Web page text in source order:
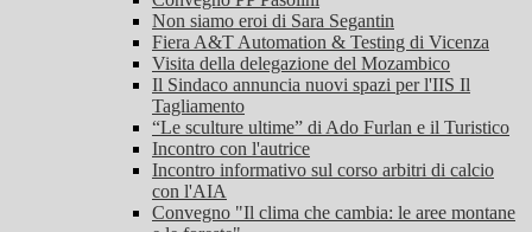
Non siamo eroi di Sara Segantin
Fiera A&T Automation & Testing di Vicenza
Visita della delegazione del Mozambico
Il Sindaco annuncia nuovi spazi per l'IIS Il
Tagliamento
“Le sculture ultime” di Ado Furlan e il Turistico
Incontro con l'autrice
Incontro informativo sul corso arbitri di calcio
con l'AIA
Convegno "Il clima che cambia: le aree montane